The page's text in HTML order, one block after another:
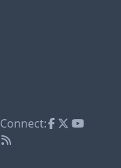
Connect: